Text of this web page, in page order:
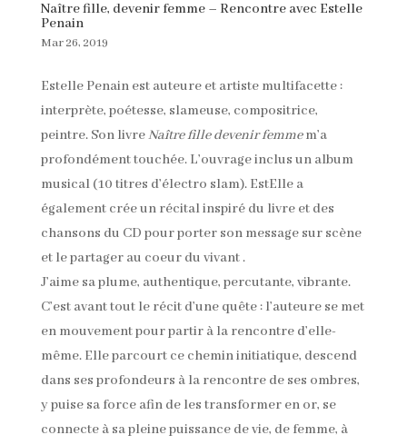
Naître fille, devenir femme – Rencontre avec Estelle
Penain
Mar 26, 2019
Estelle Penain est auteure et artiste multifacette :
interprète, poétesse, slameuse, compositrice,
peintre. Son livreNaître fille devenir femmem’a
profondément touchée. L’ouvrage inclus un album
musical (10 titres d’électro slam). EstElle a
également crée un récital inspiré du livre et des
chansons du CD pour porter son message sur scène
et le partager au coeur du vivant .
J’aime sa plume, authentique, percutante, vibrante.
C’est avant tout le récit d’une quête : l’auteure se met
en mouvement pour partir à la rencontre d’elle-
même. Elle parcourt ce chemin initiatique, descend
dans ses profondeurs à la rencontre de ses ombres,
y puise sa force afin de les transformer en or, se
connecte à sa pleine puissance de vie, de femme, à